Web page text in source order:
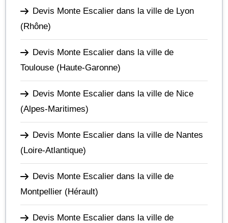
Devis Monte Escalier dans la ville de Lyon
(Rhône)
Devis Monte Escalier dans la ville de
Toulouse (Haute-Garonne)
Devis Monte Escalier dans la ville de Nice
(Alpes-Maritimes)
Devis Monte Escalier dans la ville de Nantes
(Loire-Atlantique)
Devis Monte Escalier dans la ville de
Montpellier (Hérault)
Devis Monte Escalier dans la ville de